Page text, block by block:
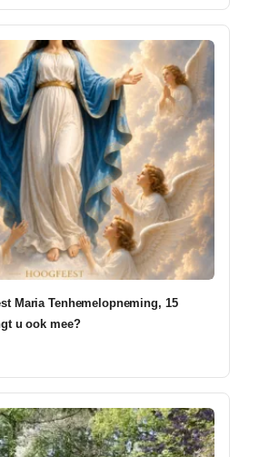
Maria Tenhemelopneming, 15
u ook mee?